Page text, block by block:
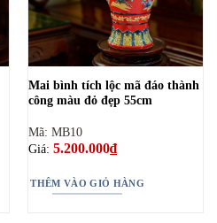
Mai bình tích lộc mã đáo thành
công màu đỏ đẹp 55cm
Mã: MB10
Giá: 5.200.000₫
THÊM VÀO GIỎ HÀNG